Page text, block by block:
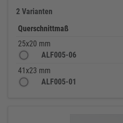
2 Varianten
Querschnittmaß
25x20 mm
ALF005-06
41x23 mm
ALF005-01